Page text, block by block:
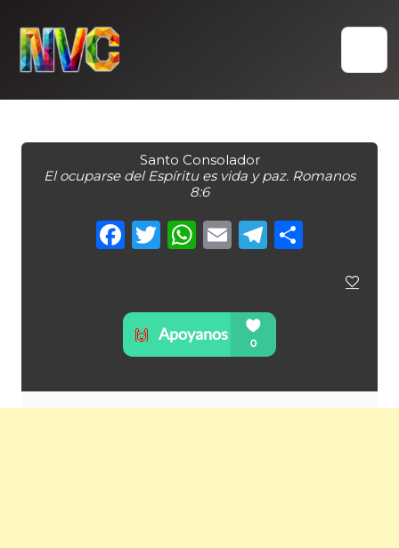
content
Santo Consolador
El ocuparse del Espíritu es vida y paz. Romanos
8:6
Facebook
Twitter
WhatsApp
Email